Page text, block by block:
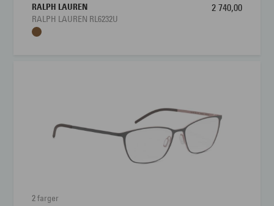
RALPH LAUREN
RALPH LAUREN RL6232U
2 740,00
2 farger